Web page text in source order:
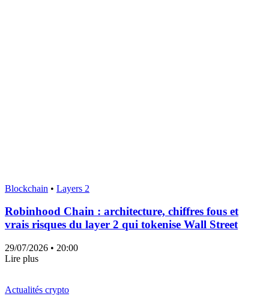
Blockchain • Layers 2
Robinhood Chain : architecture, chiffres fous et
vrais risques du layer 2 qui tokenise Wall Street
29/07/2026 • 20:00
Lire plus
Actualités crypto